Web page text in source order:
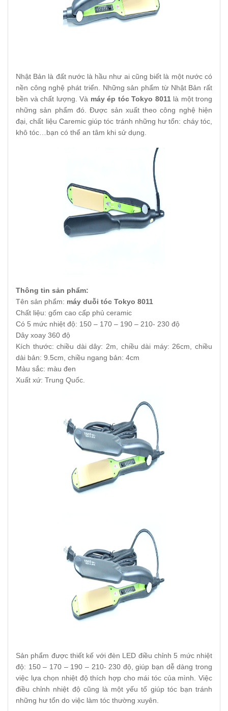
Nhật Bản là đất nước là hầu như ai cũng biết là một nước có
nền công nghệ phát triển. Những sản phẩm từ Nhật Bản rất
bền và chất lượng. Và máy ép tóc Tokyo 8011là một trong
những sản phẩm đó. Được sản xuất theo công nghệ hiện
đại, chất liệu Caremic giúp tóc tránh những hư tổn: cháy tóc,
khô tóc…bạn có thể an tâm khi sử dụng.
Thông tin sản phẩm:
Tên sản phẩm: máy duỗi tóc Tokyo 8011
Chất liệu: gốm cao cấp phủ ceramic
Có 5 mức nhiệt độ: 150 – 170 – 190 – 210- 230 độ
Dây xoay 360 độ
Kích thước: chiều dài dây: 2m, chiều dài máy: 26cm, chiều
dài bản: 9.5cm, chiều ngang bản: 4cm
Màu sắc: màu đen
Xuất xứ: Trung Quốc.
Sản phẩm được thiết kế với đèn LED điều chỉnh 5 mức nhiệt
độ: 150 – 170 – 190 – 210- 230 độ, giúp bạn dễ dàng trong
việc lựa chọn nhiệt độ thích hợp cho mái tóc của mình. Việc
điều chỉnh nhiệt độ cũng là một yếu tố giúp tóc bạn tránh
những hư tổn do việc làm tóc thường xuyên.